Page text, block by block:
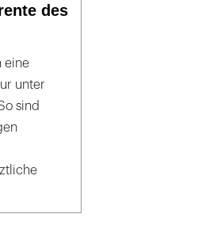
des
eine
unter
sind